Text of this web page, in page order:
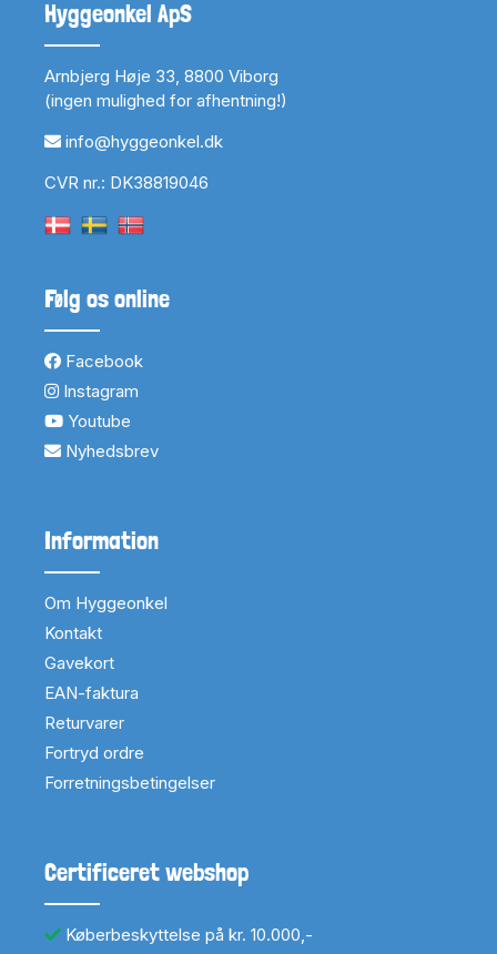
Hyggeonkel ApS
Arnbjerg Høje 33, 8800 Viborg
(ingen mulighed for afhentning!)
info@hyggeonkel.dk
CVR nr.: DK38819046
Følg os online
Facebook
Instagram
Youtube
Nyhedsbrev
Information
Om Hyggeonkel
Kontakt
Gavekort
EAN-faktura
Returvarer
Fortryd ordre
Forretningsbetingelser
Certificeret webshop
Køberbeskyttelse på kr. 10.000,-